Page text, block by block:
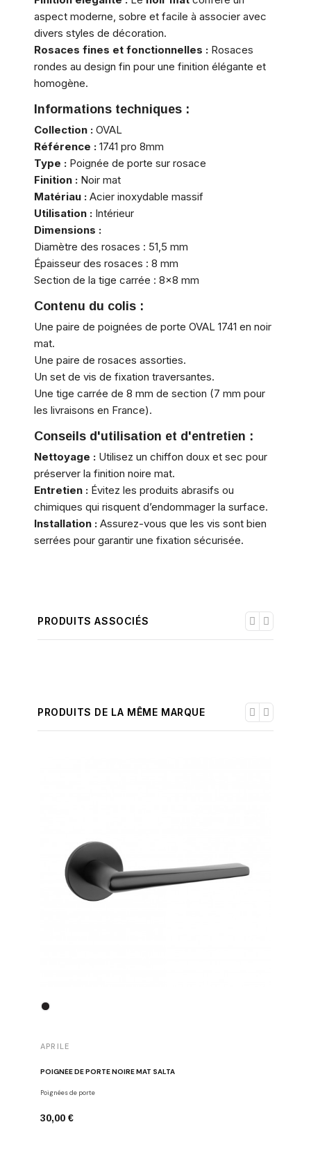
aspect moderne, sobre et facile à associer avec
divers styles de décoration.
Rosaces fines et fonctionnelles : Rosaces
rondes au design fin pour une finition élégante et
homogène.
Informations techniques :
Collection : OVAL
Référence : 1741 pro 8mm
Type : Poignée de porte sur rosace
Finition : Noir mat
Matériau : Acier inoxydable massif
Utilisation : Intérieur
Dimensions :
Diamètre des rosaces : 51,5 mm
Épaisseur des rosaces : 8 mm
Section de la tige carrée : 8x8 mm
Contenu du colis :
Une paire de poignées de porte OVAL 1741 en noir
mat.
Une paire de rosaces assorties.
Un set de vis de fixation traversantes.
Une tige carrée de 8 mm de section (7 mm pour
les livraisons en France).
Conseils d'utilisation et d'entretien :
Nettoyage : Utilisez un chiffon doux et sec pour
préserver la finition noire mat.
Entretien : Évitez les produits abrasifs ou
chimiques qui risquent d’endommager la surface.
Installation : Assurez-vous que les vis sont bien
serrées pour garantir une fixation sécurisée.
PRODUITS ASSOCIÉS
PRODUITS DE LA MÊME MARQUE
APRILE
POIGNÉE DE PORTE NOIRE MAT SALTA
Poignées de porte
30,00 €